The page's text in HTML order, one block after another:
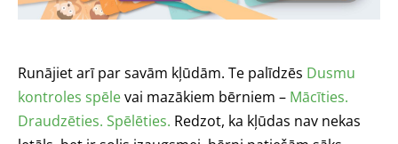
Runājiet arī par savām kļūdām. Te palīdzēs Dusmu
kontroles spēlevai mazākiem bērniem – Mācīties.
Draudzēties. Spēlēties. Redzot, ka kļūdas nav nekas